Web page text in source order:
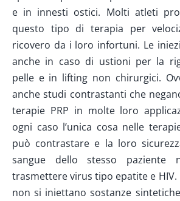
e in innesti ostici. Molti atleti
questo tipo di terapia per
ricovero da i loro infortuni. Le
anche in caso di ustioni per la
pelle e in lifting non chirurgici.
anche studi contrastanti che
terapie PRP in molte loro
ogni caso l’unica cosa nelle
può contrastare e la loro
sangue dello stesso paziente
trasmettere virus tipo epatite e
non si iniettano sostanze